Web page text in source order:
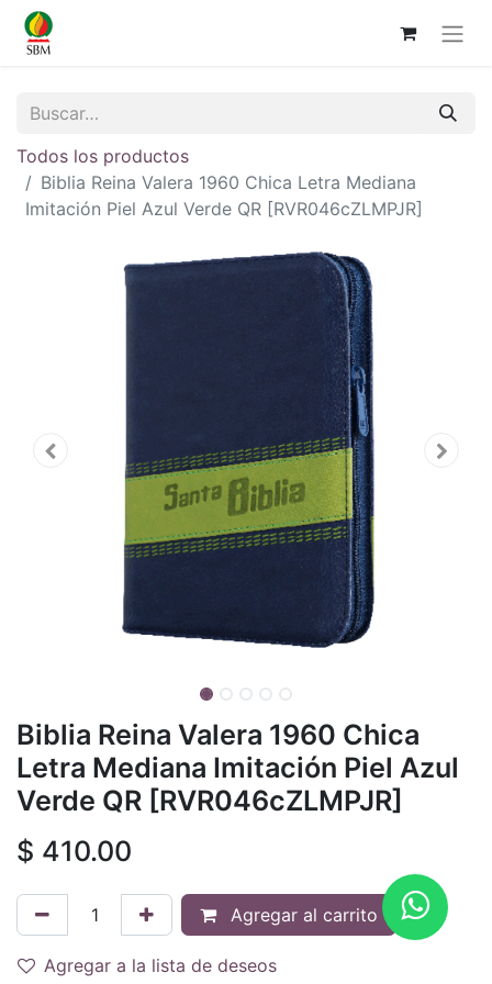
Todos los productos
Biblia Reina Valera 1960 Chica Letra Mediana
Imitación Piel Azul Verde QR [RVR046cZLMPJR]
Biblia Reina Valera 1960 Chica
Letra Mediana Imitación Piel Azul
Verde QR [RVR046cZLMPJR]
$ 410.00
Agregar al carrito
Agregar a la lista de deseos